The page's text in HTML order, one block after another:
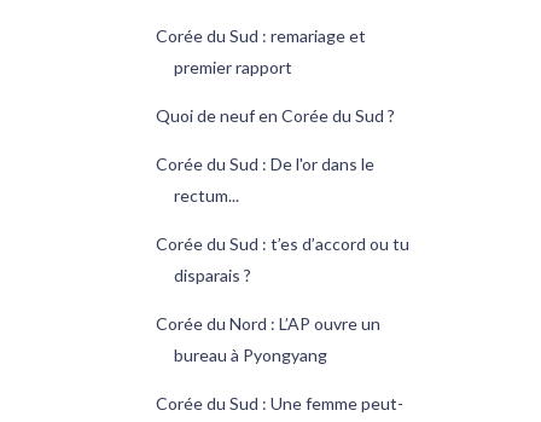
Corée du Sud : remariage et
premier rapport
Quoi de neuf en Corée du Sud ?
Corée du Sud : De l'or dans le
rectum...
Corée du Sud : t’es d’accord ou tu
disparais ?
Corée du Nord : L’AP ouvre un
bureau à Pyongyang
Corée du Sud : Une femme peut-